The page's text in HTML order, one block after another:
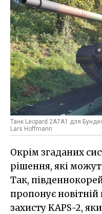
Танк Leopard 2A7A1 для
Lars Hoffmann
Окрім згаданих
рішення, які
Так,
пропонує
захисту KAPS-2,